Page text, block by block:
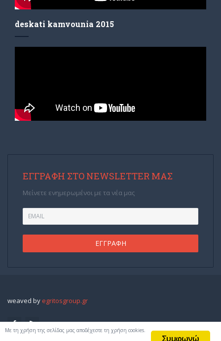
deskati kamvounia 2015
ΕΓΓΡΑΦΉ ΣΤΟ NEWSLETTER ΜΑΣ
Μείνετε ενημερωμένοι με τα νέα μας
weaved by egritosgroup.gr
Συμφωνώ
Με τη χρήση της σελίδας μας αποδέχεστε τη χρήση cookies.